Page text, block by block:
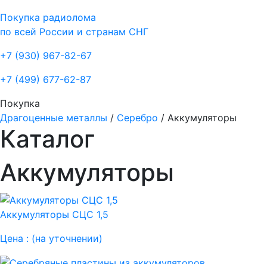
Покупка радиолома
по всей России и странам СНГ
+7 (930) 967-82-67
+7 (499) 677-62-87
Покупка
Драгоценные металлы / Серебро / Аккумуляторы
Каталог
Аккумуляторы
Аккумуляторы СЦС 1,5
Цена : (на уточнении)